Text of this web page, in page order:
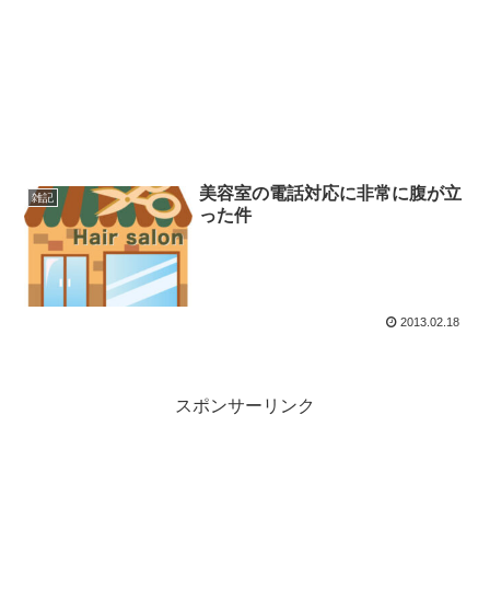
雑記
美容室の電話対応に非常に腹が立
った件
2013.02.18
スポンサーリンク